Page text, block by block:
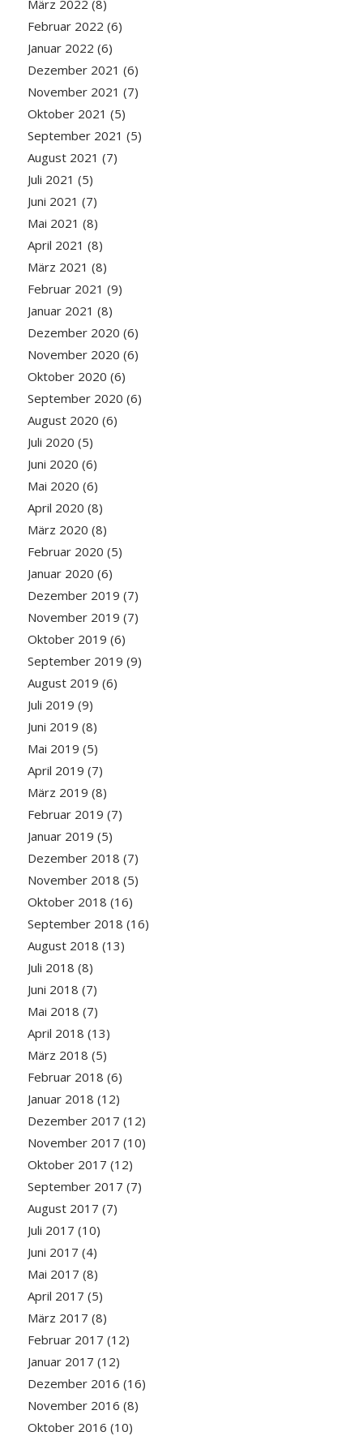
März 2022 (8)
Februar 2022 (6)
Januar 2022 (6)
Dezember 2021 (6)
November 2021 (7)
Oktober 2021 (5)
September 2021 (5)
August 2021 (7)
Juli 2021 (5)
Juni 2021 (7)
Mai 2021 (8)
April 2021 (8)
März 2021 (8)
Februar 2021 (9)
Januar 2021 (8)
Dezember 2020 (6)
November 2020 (6)
Oktober 2020 (6)
September 2020 (6)
August 2020 (6)
Juli 2020 (5)
Juni 2020 (6)
Mai 2020 (6)
April 2020 (8)
März 2020 (8)
Februar 2020 (5)
Januar 2020 (6)
Dezember 2019 (7)
November 2019 (7)
Oktober 2019 (6)
September 2019 (9)
August 2019 (6)
Juli 2019 (9)
Juni 2019 (8)
Mai 2019 (5)
April 2019 (7)
März 2019 (8)
Februar 2019 (7)
Januar 2019 (5)
Dezember 2018 (7)
November 2018 (5)
Oktober 2018 (16)
September 2018 (16)
August 2018 (13)
Juli 2018 (8)
Juni 2018 (7)
Mai 2018 (7)
April 2018 (13)
März 2018 (5)
Februar 2018 (6)
Januar 2018 (12)
Dezember 2017 (12)
November 2017 (10)
Oktober 2017 (12)
September 2017 (7)
August 2017 (7)
Juli 2017 (10)
Juni 2017 (4)
Mai 2017 (8)
April 2017 (5)
März 2017 (8)
Februar 2017 (12)
Januar 2017 (12)
Dezember 2016 (16)
November 2016 (8)
Oktober 2016 (10)